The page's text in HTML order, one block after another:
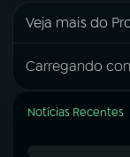
Veja mais do
Carregando
Notícias Recentes